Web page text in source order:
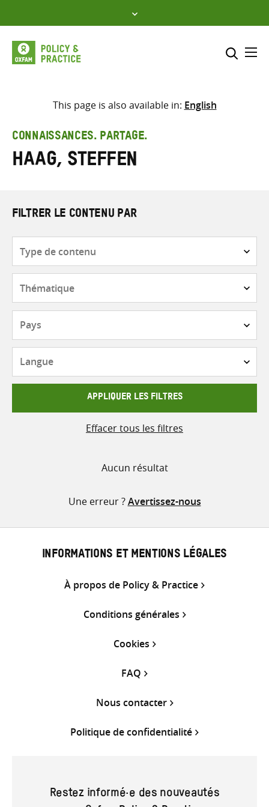
to
content
Sélectionner l’emplacement
Saisir
les
termes
This page is also available in: English
CONNAISSANCES. PARTAGE.
Haag, Steffen
FILTRER LE CONTENU PAR
contenu
APPLIQUER LES FILTRES
Effacer tous les filtres
Aucun résultat
Une erreur ?Avertissez-nous
INFORMATIONS ET MENTIONS LÉGALES
À propos de Policy & Practice
Conditions générales
Cookies
FAQ
Nous contacter
Politique de confidentialité
Restez informé·e des nouveautés